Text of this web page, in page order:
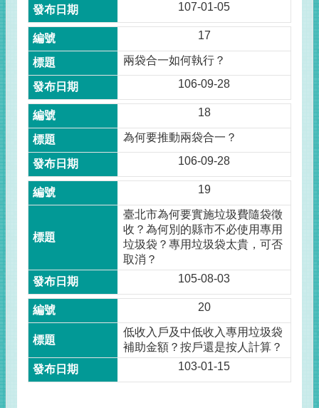
107-01-05
17
兩袋合一如何執行？
106-09-28
18
為何要推動兩袋合一？
106-09-28
19
臺北市為何要實施垃圾費隨袋徵
收？為何別的縣市不必使用專用
垃圾袋？專用垃圾袋太貴，可否
取消？
105-08-03
20
低收入戶及中低收入專用垃圾袋
補助金額？按戶還是按人計算？
103-01-15